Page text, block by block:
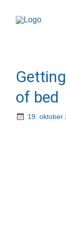
of bed
19. oktober